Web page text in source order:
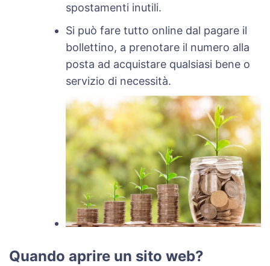
spostamenti inutili.
Si può fare tutto online dal pagare il
bollettino, a prenotare il numero alla
posta ad acquistare qualsiasi bene o
servizio di necessità.
Quando aprire un sito web?